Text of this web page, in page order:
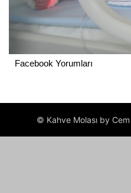
Facebook Yorumları
© Kahve Molası by